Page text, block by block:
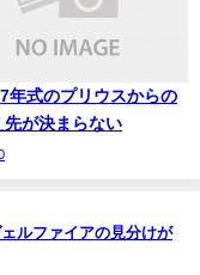
年式のプリウスからの
先が決まらない
ルファイアの見分けが